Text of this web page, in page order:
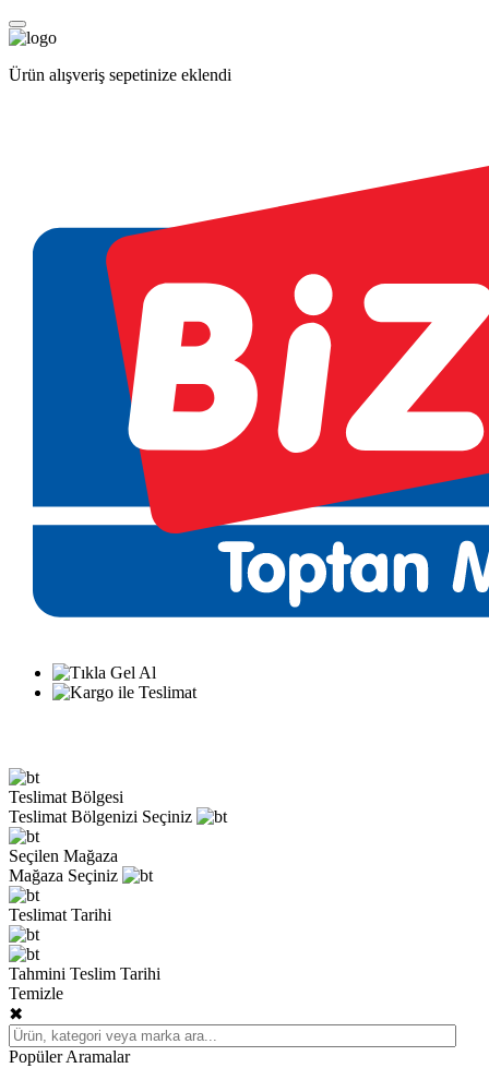
Ürün alışveriş sepetinize eklendi
Teslimat Bölgesi
Teslimat Bölgenizi Seçiniz
Seçilen Mağaza
Mağaza Seçiniz
Teslimat Tarihi
Tahmini Teslim Tarihi
Temizle
✖
Popüler Aramalar